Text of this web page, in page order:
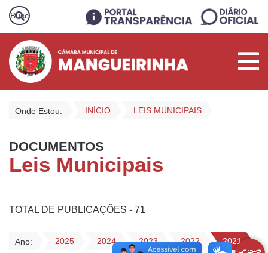
Onde Estou: INÍCIO LEIS MUNICIPAIS
DOCUMENTOS
Leis Municipais
TOTAL DE PUBLICAÇÕES - 71
Ano: 2025 2024 2023 2022 2021